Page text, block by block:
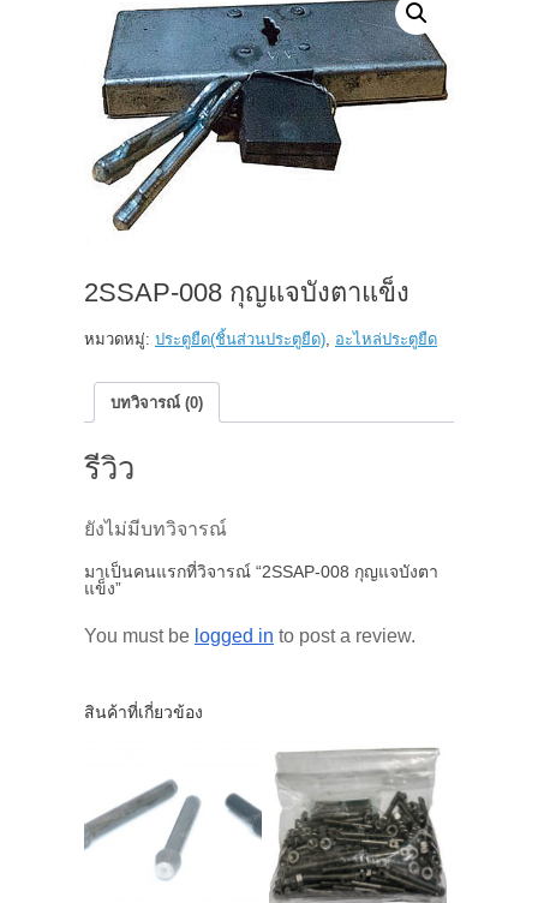
2SSAP-008 กุญแจบังตาแข็ง
หมวดหมู่: ประตูยืด(ชิ้นส่วนประตูยืด), อะไหล่ประตูยืด
บทวิจารณ์ (0)
รีวิว
ยังไม่มีบทวิจารณ์
มาเป็นคนแรกที่วิจารณ์ “2SSAP-008 กุญแจบังตา
แข็ง”
You must be logged in to post a review.
สินค้าที่เกี่ยวข้อง